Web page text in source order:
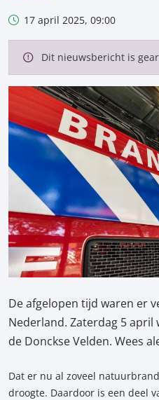
17 april 2025, 09:00
Dit nieuwsbericht is
De afgelopen tijd waren er
Nederland. Zaterdag 5
de Donckse Velden. Wees
Dat er nu al zoveel
droogte. Daardoor is een deel